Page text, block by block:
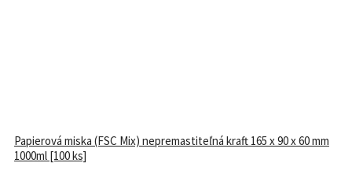
Papierová miska (FSC Mix) nepremastiteľná kraft 165 x 90 x 60 mm
1000ml [100 ks]